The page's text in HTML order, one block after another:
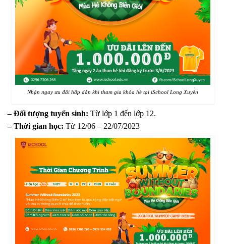
Nhận ngay ưu đãi hấp dẫn khi tham gia khóa hè tại iSchool Long Xuyên
– Đối tượng tuyển sinh: Từ lớp 1 đến lớp 12.
– Thời gian học: Từ 12/06 – 22/07/2023